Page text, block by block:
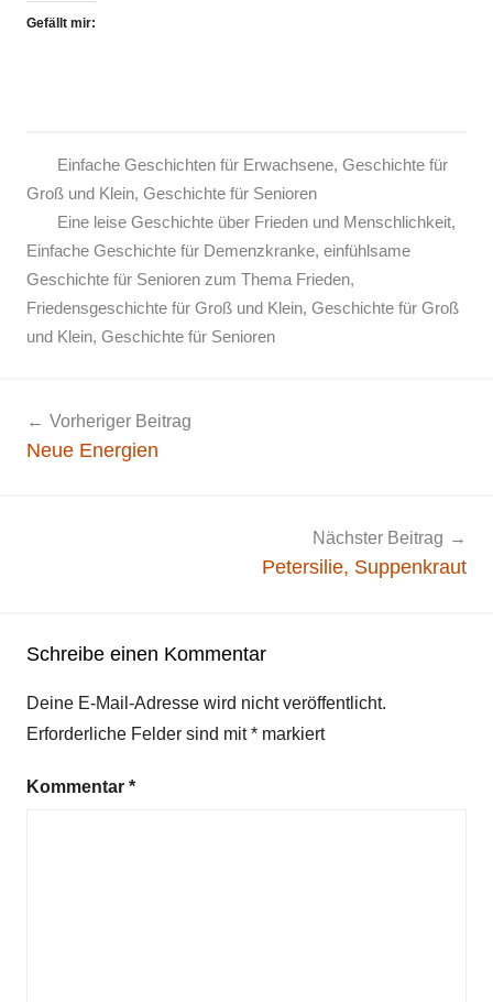
Gefällt mir:
Einfache Geschichten für Erwachsene, Geschichte für
Groß und Klein, Geschichte für Senioren
Eine leise Geschichte über Frieden und Menschlichkeit,
Einfache Geschichte für Demenzkranke, einfühlsame
Geschichte für Senioren zum Thema Frieden,
Friedensgeschichte für Groß und Klein, Geschichte für Groß
und Klein, Geschichte für Senioren
Vorheriger Beitrag
Neue Energien
Nächster Beitrag
Petersilie, Suppenkraut
Schreibe einen Kommentar
Deine E-Mail-Adresse wird nicht veröffentlicht.
Erforderliche Felder sind mit* markiert
Kommentar *